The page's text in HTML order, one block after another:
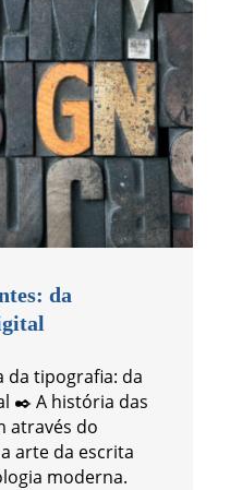
da
da tipografia: da
✒️ A história das
através do
arte da escrita
moderna.